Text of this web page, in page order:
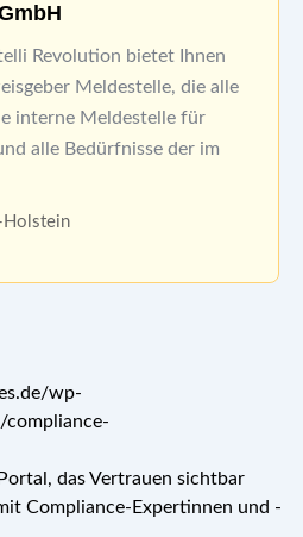
Revolution bietet Ihnen
Meldestelle, die alle
interne Meldestelle für
alle Bedürfnisse der im
Holstein
das Vertrauen sichtbar
Compliance-Expertinnen und -